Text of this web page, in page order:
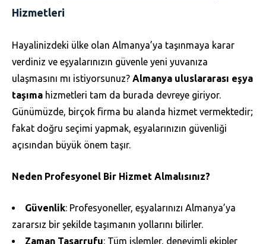
Hizmetleri
Hayalinizdeki ülke olan Almanya’ya taşınmaya karar
verdiniz ve eşyalarınızın güvenle yeni yuvanıza
ulaşmasını mı istiyorsunuz? Almanya uluslararası eşya
taşıma hizmetleri tam da burada devreye giriyor.
Günümüzde, birçok firma bu alanda hizmet vermektedir;
fakat doğru seçimi yapmak, eşyalarınızın güvenliği
açısından büyük önem taşır.
Neden Profesyonel Bir Hizmet Almalısınız?
Güvenlik: Profesyoneller, eşyalarınızı Almanya’ya
zararsız bir şekilde taşımanın yollarını bilirler.
Zaman Tasarrufu: Tüm işlemler, deneyimli ekipler